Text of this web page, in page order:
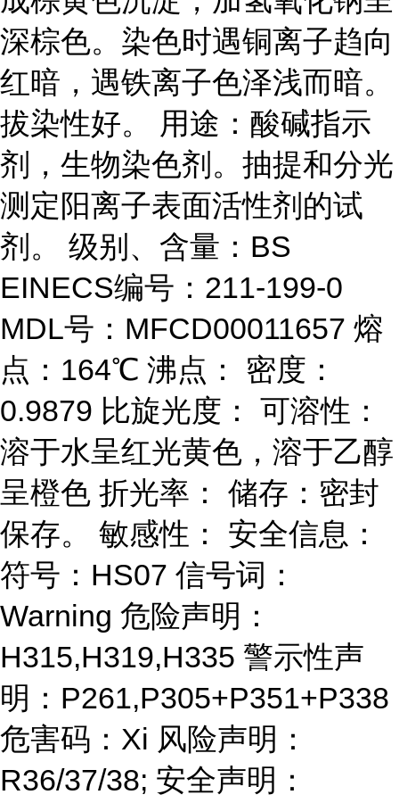
深棕色。染色时遇铜离子趋向
红暗，遇铁离子色泽浅而暗。
拔染性好。 用途：酸碱指示
剂，生物染色剂。抽提和分光
测定阳离子表面活性剂的试
剂。 级别、含量：BS
EINECS编号：211-199-0
MDL号：MFCD00011657 熔
点：164℃ 沸点： 密度：
0.9879 比旋光度： 可溶性：
溶于水呈红光黄色，溶于乙醇
呈橙色 折光率： 储存：密封
保存。 敏感性： 安全信息：
符号：HS07 信号词：
Warning 危险声明：
H315,H319,H335 警示性声
明：P261,P305+P351+P338
危害码：Xi 风险声明：
R36/37/38; 安全声明：